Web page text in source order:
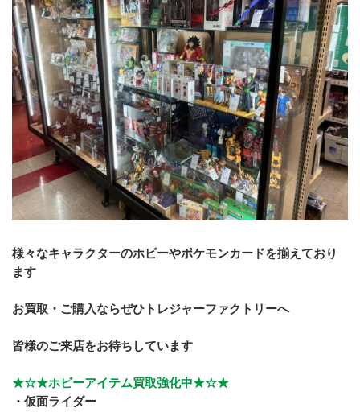
様々なキャラクターのホビーやポケモンカードを揃えており
ます
お買取・ご購入ならぜひトレジャーファクトリーへ
皆様のご来店をお待ちしています
★☆★ホビーアイテム買取強化中★☆★
・仮面ライダー